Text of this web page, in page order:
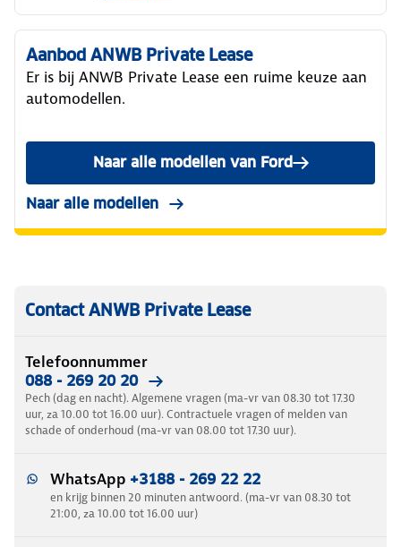
Aanbod ANWB Private Lease
Er is bij ANWB Private Lease een ruime keuze aan
automodellen.
Naar alle modellen van Ford
Naar alle modellen
Contact ANWB Private Lease
Telefoonnummer
088 - 269 20 20
Pech (dag en nacht). Algemene vragen (ma-vr van 08.30 tot 17.30
uur, za 10.00 tot 16.00 uur). Contractuele vragen of melden van
schade of onderhoud (ma-vr van 08.00 tot 17.30 uur).
WhatsApp +3188 - 269 22 22
en krijg binnen 20 minuten antwoord. (ma-vr van 08.30 tot
21:00, za 10.00 tot 16.00 uur)